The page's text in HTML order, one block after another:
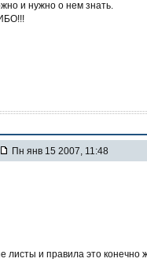
и нужно о нем знать.
Пн янв 15 2007, 11:48
листы и правила это конечно